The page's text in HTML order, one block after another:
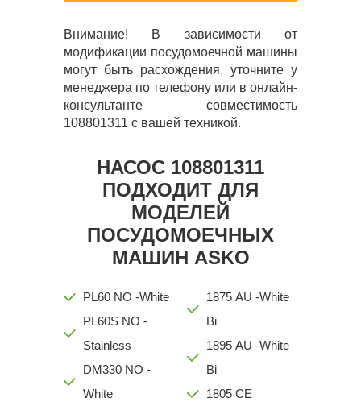
Внимание! В зависимости от
модификации посудомоечной машины
могут быть расхождения, уточните у
менеджера по телефону или в онлайн-
консультанте совместимость
108801311 с вашей техникой.
НАСОС 108801311
ПОДХОДИТ ДЛЯ
МОДЕЛЕЙ
ПОСУДОМОЕЧНЫХ
МАШИН ASKO
PL60 NO -White
PL60S NO -
Stainless
DM330 NO -
White
1875 AU -White
Bi
1895 AU -White
Bi
1805 CE